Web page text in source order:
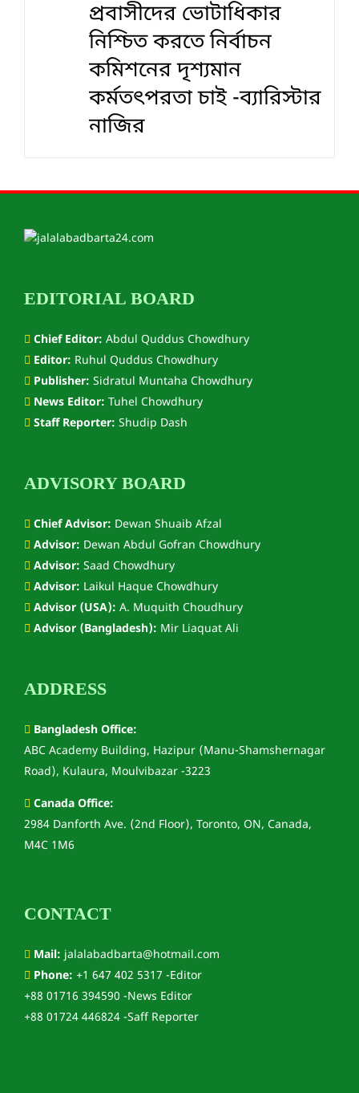
প্রবাসীদের ভোটাধিকার
নিশ্চিত করতে নির্বাচন
কমিশনের দৃশ‍্যমান
কর্মতৎপরতা চাই -ব্যারিস্টার
নাজির
EDITORIAL BOARD
Chief Editor: Abdul Quddus Chowdhury
Editor: Ruhul Quddus Chowdhury
Publisher: Sidratul Muntaha Chowdhury
News Editor: Tuhel Chowdhury
Staff Reporter: Shudip Dash
ADVISORY BOARD
Chief Advisor: Dewan Shuaib Afzal
Advisor: Dewan Abdul Gofran Chowdhury
Advisor: Saad Chowdhury
Advisor: Laikul Haque Chowdhury
Advisor (USA): A. Muquith Choudhury
Advisor (Bangladesh): Mir Liaquat Ali
ADDRESS
Bangladesh Office:
ABC Academy Building, Hazipur (Manu-Shamshernagar
Road), Kulaura, Moulvibazar -3223
Canada Office:
2984 Danforth Ave. (2nd Floor), Toronto, ON, Canada,
M4C 1M6
CONTACT
Mail: jalalabadbarta@hotmail.com
Phone: +1 647 402 5317 -Editor
+88 01716 394590 -News Editor
+88 01724 446824 -Saff Reporter